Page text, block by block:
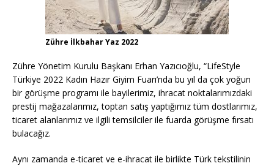
Zühre İlkbahar Yaz 2022
Zühre Yönetim Kurulu Başkanı Erhan Yazıcıoğlu, “LifeStyle
Türkiye 2022 Kadın Hazır Giyim Fuarı’nda bu yıl da çok yoğun
bir görüşme programı ile bayilerimiz, ihracat noktalarımızdaki
prestij mağazalarımız, toptan satış yaptığımız tüm dostlarımız,
ticaret alanlarımız ve ilgili temsilciler ile fuarda görüşme fırsatı
bulacağız.
Aynı zamanda e-ticaret ve e-ihracat ile birlikte Türk tekstilinin